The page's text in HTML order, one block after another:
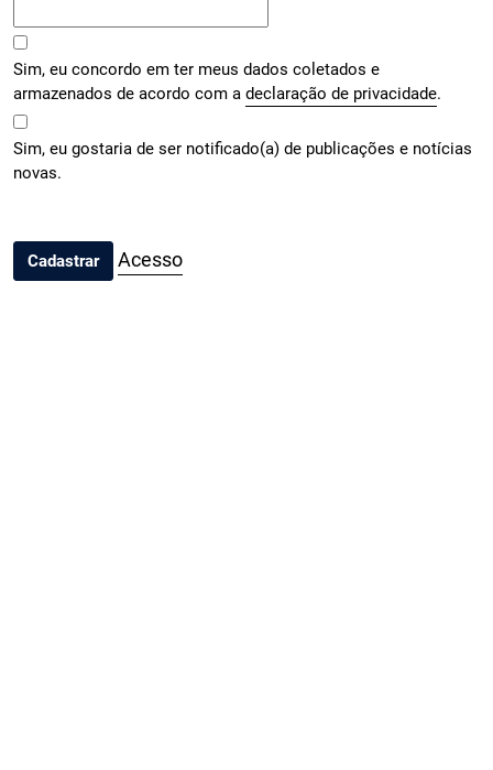
Sim, eu concordo em ter meus dados coletados e
armazenados de acordo com a declaração de privacidade.
Sim, eu gostaria de ser notificado(a) de publicações e notícias
novas.
Cadastrar Acesso